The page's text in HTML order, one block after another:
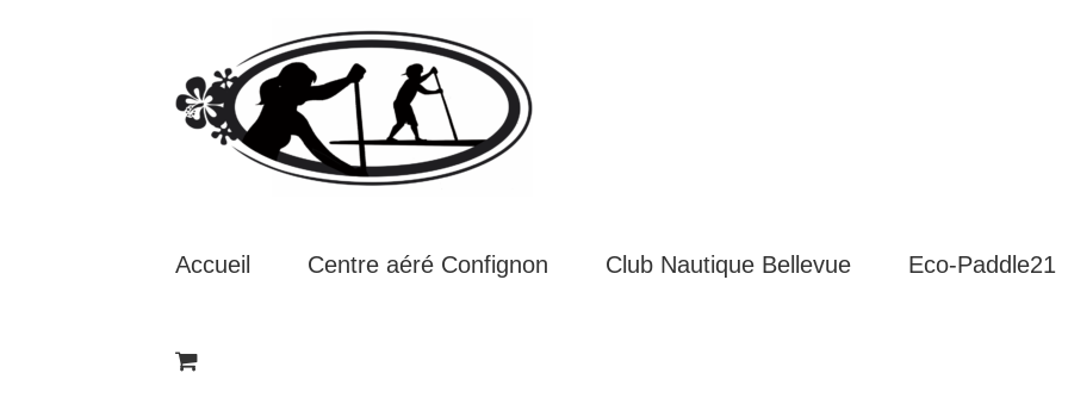
Accueil Centre aéré Confignon Club Nautique Bellevue Eco-Paddle21